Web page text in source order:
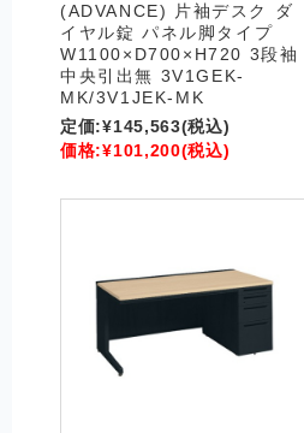
(ADVANCE) 片袖デスク ダ
イヤル錠 パネル脚タイプ
W1100×D700×H720 3段袖
中央引出無 3V1GEK-
MK/3V1JEK-MK
定価:¥145,563(税込)
価格:¥101,200(税込)